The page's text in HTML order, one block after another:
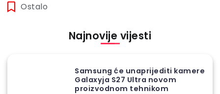
Ostalo
Najnovije vijesti
Samsung će unaprijediti kamere
Galaxyja S27 Ultra novom
proizvodnom tehnikom